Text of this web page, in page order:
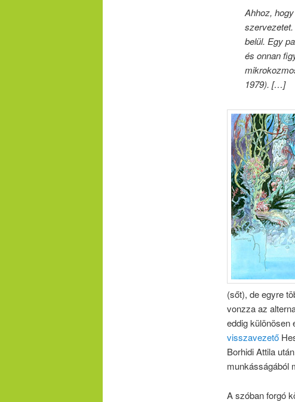
Ahhoz,
szervezetet.
belül. Egy
és onnan
1979). […]
(sőt), de egyre
vonzza az
eddig különösen
visszavezető
Borhidi Attila
munkásságából
A szóban forgó